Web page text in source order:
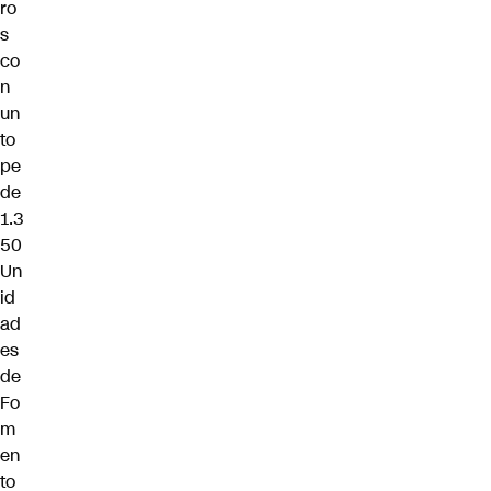
ro
s
co
n
un
to
pe
de
1.3
50
Un
id
ad
es
de
Fo
m
en
to